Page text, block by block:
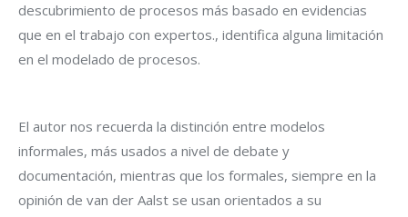
descubrimiento de procesos más basado en evidencias
que en el trabajo con expertos., identifica alguna limitación
en el modelado de procesos.
El autor nos recuerda la distinción entre modelos
informales, más usados a nivel de debate y
documentación, mientras que los formales, siempre en la
opinión de van der Aalst se usan orientados a su